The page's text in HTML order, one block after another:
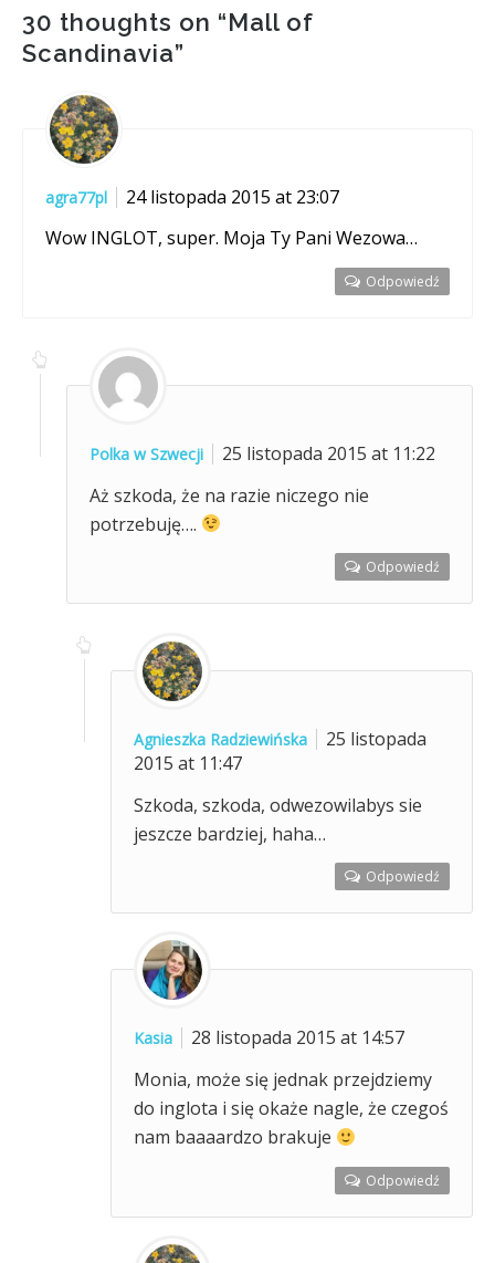
30 thoughts on “Mall of
Scandinavia”
agra77pl
24 listopada 2015 at 23:07
Wow INGLOT, super. Moja Ty Pani Wezowa…
Odpowiedź
Polka w Szwecji
25 listopada 2015 at 11:22
Aż szkoda, że na razie niczego nie
potrzebuję….
Odpowiedź
Agnieszka Radziewińska
25 listopada
2015 at 11:47
Szkoda, szkoda, odwezowilabys sie
jeszcze bardziej, haha…
Odpowiedź
Kasia
28 listopada 2015 at 14:57
Monia, może się jednak przejdziemy
do inglota i się okaże nagle, że czegoś
nam baaaardzo brakuje
Odpowiedź